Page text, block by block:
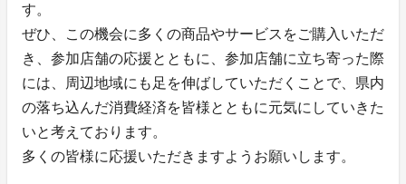
す。
ぜひ、この機会に多くの商品やサービスをご購入いただ
き、参加店舗の応援とともに、参加店舗に立ち寄った際
には、周辺地域にも足を伸ばしていただくことで、県内
の落ち込んだ消費経済を皆様とともに元気にしていきた
いと考えております。
多くの皆様に応援いただきますようお願いします。